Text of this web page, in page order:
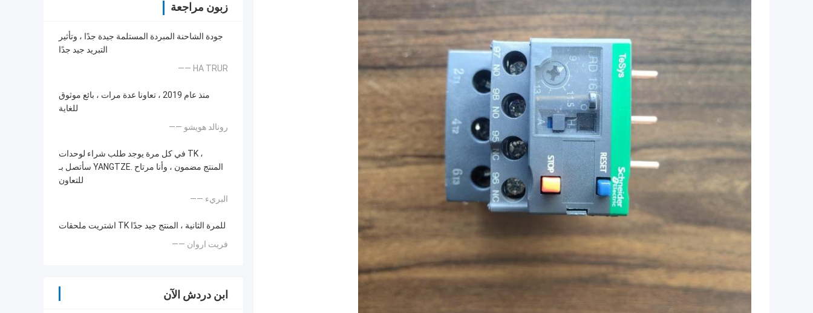
زبون مراجعة
جودة الشاحنة المبردة المستلمة جيدة جدًا ، وتأثير
التبريد جيد جدًا
—— HA TRUR
منذ عام 2019 ، تعاونا عدة مرات ، بائع موثوق
للغاية
—— رونالد هويشو
في كل مرة يوجد طلب شراء لوحدات TK ،
سأتصل بـ YANGTZE. المنتج مضمون ، وأنا مرتاح
للتعاون
—— البريء
اشتريت ملحقات TK للمرة الثانية ، المنتج جيد جدًا
—— فريت اروان
ابن دردش الآن